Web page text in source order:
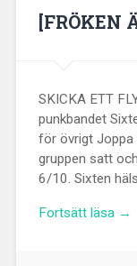
[FRÖKEN
SKICKA ETT
punkbandet
för övrigt Joppa
gruppen satt
6/10. Sixten
Fortsätt läsa →